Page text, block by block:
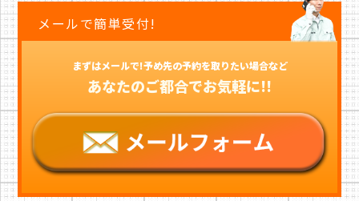
メールで簡単受付!
まずはメールで!予め先の予約を取りたい場合など
あなたのご都合でお気軽に!!